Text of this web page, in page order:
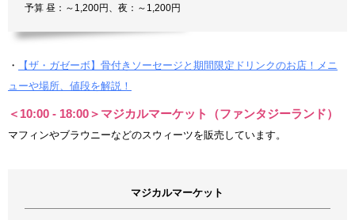
予算 昼：～1,200円、夜：～1,200円
・
【ザ・ガゼーボ】骨付きソーセージと期間限定ドリンクのお店！メニ
ューや場所、値段を解説！
＜10:00 - 18:00＞マジカルマーケット（ファンタジーランド）
マフィンやブラウニーなどのスウィーツを販売しています。
マジカルマーケット